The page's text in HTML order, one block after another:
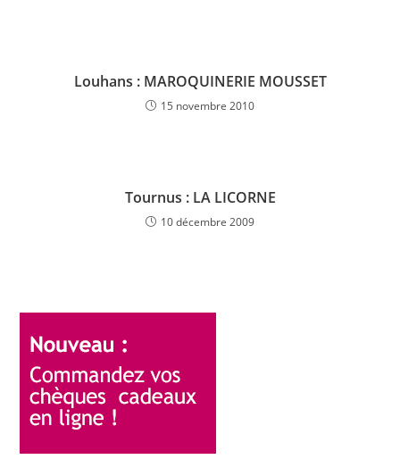
Louhans : MAROQUINERIE MOUSSET
15 novembre 2010
Tournus : LA LICORNE
10 décembre 2009